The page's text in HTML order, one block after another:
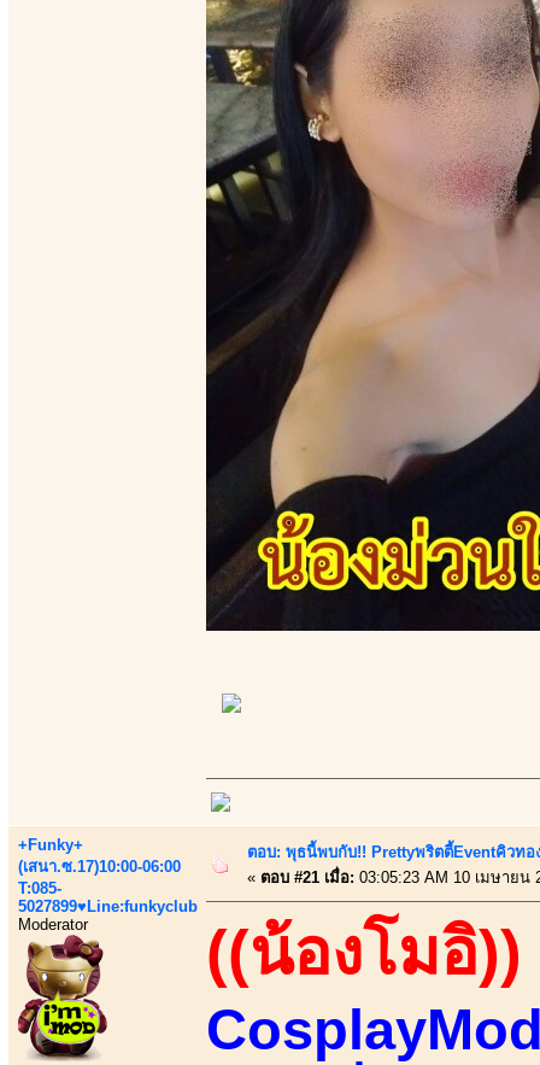
+Funky+
(เสนา.ซ.17)10:00-06:00
T:085-
5027899♥Line:funkyclub
Moderator
ตอบ: พุธนี้พบกับ!! Prettyพริตตี้Eventคิวทอ
« ตอบ #21 เมื่อ: 03:05:23 AM 10 เมษายน
((น้องโมอิ))